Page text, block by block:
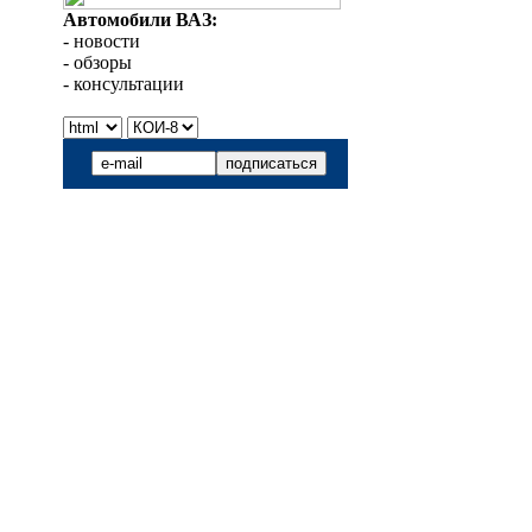
Автомобили ВАЗ:
- новости
- обзоры
- консультации